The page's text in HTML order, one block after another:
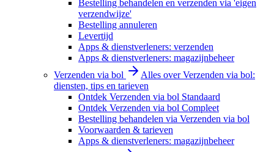
Bestelling behandelen en verzenden via 'eigen
verzendwijze'
Bestelling annuleren
Levertijd
Apps & dienstverleners: verzenden
Apps & dienstverleners: magazijnbeheer
Verzenden via bol
Alles over Verzenden via bol:
diensten, tips en tarieven
Ontdek Verzenden via bol Standaard
Ontdek Verzenden via bol Compleet
Bestelling behandelen via Verzenden via bol
Voorwaarden & tarieven
Apps & dienstverleners: magazijnbeheer